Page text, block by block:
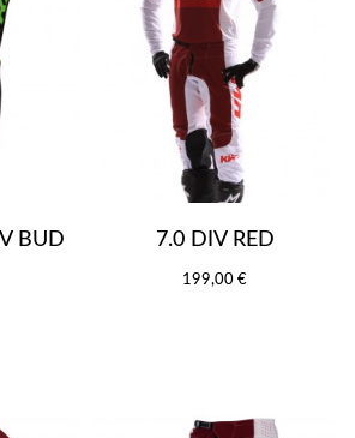
BUD 7.0 DIV RED
199,00 €